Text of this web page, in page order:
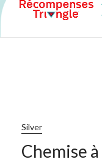
Silver
Chemise